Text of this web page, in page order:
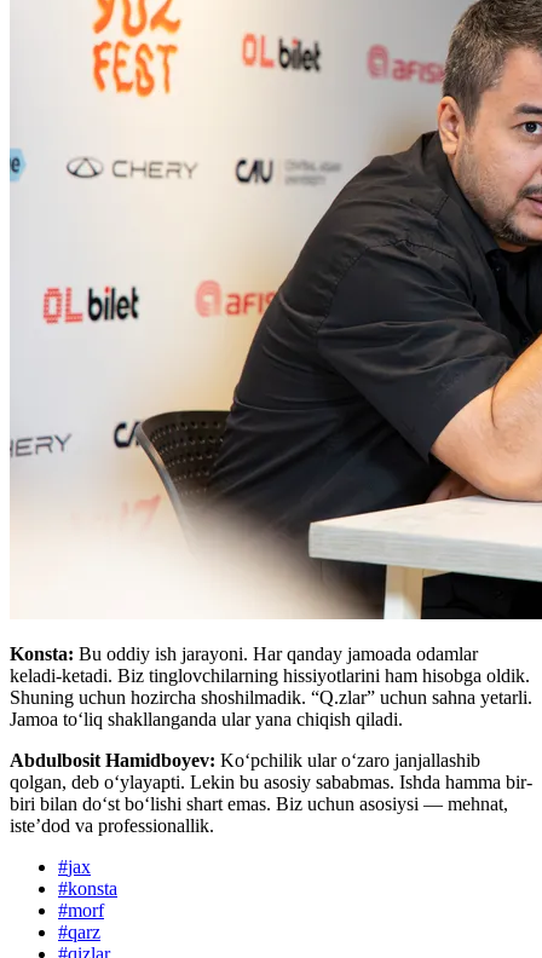
Konsta: Bu oddiy ish jarayoni. Har qanday jamoada odamlar
keladi-ketadi. Biz tinglovchilarning hissiyotlarini ham hisobga oldik.
Shuning uchun hozircha shoshilmadik. “Q.zlar” uchun sahna yetarli.
Jamoa to‘liq shakllanganda ular yana chiqish qiladi.
Abdulbosit Hamidboyev: Ko‘pchilik ular o‘zaro janjallashib
qolgan, deb o‘ylayapti. Lekin bu asosiy sababmas. Ishda hamma bir-
biri bilan do‘st bo‘lishi shart emas. Biz uchun asosiysi — mehnat,
iste’dod va professionallik.
#jax
#konsta
#morf
#qarz